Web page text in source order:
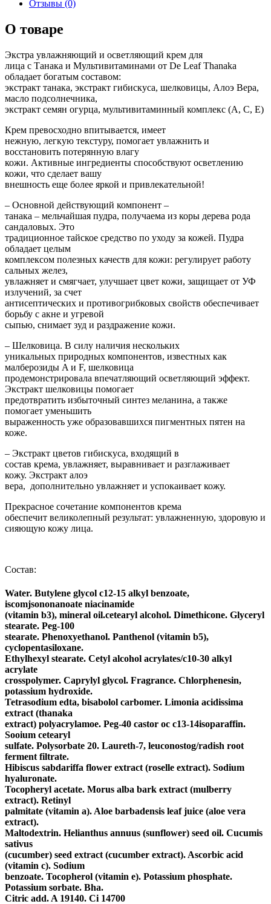
Отзывы (0)
О товаре
Экстра увлажняющий и осветляющий крем для
лица с Танака и Мультивитаминами от De Leaf Thanaka
обладает богатым составом:
экстракт танака, экстракт гибискуса, шелковицы, Алоэ Вера,
масло подсолнечника,
экстракт семян огурца, мультивитаминный комплекс (А, С, Е)
Крем превосходно впитывается, имеет
нежную, легкую текстуру, помогает увлажнить и
восстановить потерянную влагу
кожи. Активные ингредиенты способствуют осветлению
кожи, что сделает вашу
внешность еще более яркой и привлекательной!
– Основной действующий компонент –
танака – мельчайшая пудра, получаема из коры дерева рода
сандаловых. Это
традиционное тайское средство по уходу за кожей. Пудра
обладает целым
комплексом полезных качеств для кожи: регулирует работу
сальных желез,
увлажняет и смягчает, улучшает цвет кожи, защищает от УФ
излучений, за счет
антисептических и противогрибковых свойств обеспечивает
борьбу с акне и угревой
сыпью, снимает зуд и раздражение кожи.
– Шелковица. В силу наличия нескольких
уникальных природных компонентов, известных как
малберозиды A и F, шелковица
продемонстрировала впечатляющий осветляющий эффект.
Экстракт шелковицы помогает
предотвратить избыточный синтез меланина, а также
помогает уменьшить
выраженность уже образовавшихся пигментных пятен на
коже.
– Экстракт цветов гибискуса, входящий в
состав крема, увлажняет, выравнивает и разглаживает
кожу. Экстракт алоэ
вера, дополнительно увлажняет и успокаивает кожу.
Прекрасное сочетание компонентов крема
обеспечит великолепный результат: увлажненную, здоровую и
сияющую кожу лица.
Состав:
Water. Butylene glycol c12-15 alkyl benzoate,
iscomjsononanoate niacinamide
(vitamin b3), mineral oil.cetearyl alcohol. Dimethicone. Glyceryl
stearate. Peg-100
stearate. Phenoxyethanol. Panthenol (vitamin b5),
cyclopentasiloxane.
Ethylhexyl stearate. Cetyl alcohol acrylates/c10-30 alkyl
acrylate
crosspolymer. Caprylyl glycol. Fragrance. Chlorphenesin,
potassium hydroxide.
Tetrasodium edta, bisabolol carbomer. Limonia acidissima
extract (thanaka
extract) polyacrylamoe. Peg-40 castor ос c13-14isoparaffin.
Sooium cetearyl
sulfate. Polysorbate 20. Laureth-7, leuconostog/radish root
ferment filtrate.
Hibiscus sabdariffa flower extract (roselle extract). Sodium
hyaluronate.
Tocopheryl acetate. Morus alba bark extract (mulberry
extract). Retinyl
palmitate (vitamin a). Aloe barbadensis leaf juice (aloe vera
extract).
Maltodextrin. Helianthus annuus (sunflower) seed oil. Cucumis
sativus
(cucumber) seed extract (cucumber extract). Ascorbic acid
(vitamin c). Sodium
benzoate. Tocopherol (vitamin e). Potassium phosphate.
Potassium sorbate. Bha.
Citric add. A 19140. Ci 14700